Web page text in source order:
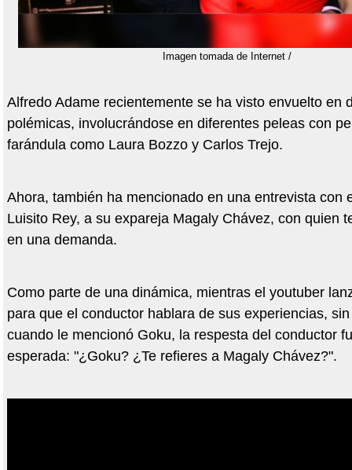
Imagen tomada de Internet /
Alfredo Adame recientemente se ha visto envuelto en
polémicas, involucrándose en diferentes peleas con
farándula como Laura Bozzo y Carlos Trejo.
Ahora, también ha mencionado en una entrevista con
Luisito Rey, a su expareja Magaly Chávez, con quien
en una demanda.
Como parte de una dinámica, mientras el youtuber
para que el conductor hablara de sus experiencias,
cuando le mencionó Goku, la respesta del conductor
esperada: "¿Goku? ¿Te refieres a Magaly Chávez?".